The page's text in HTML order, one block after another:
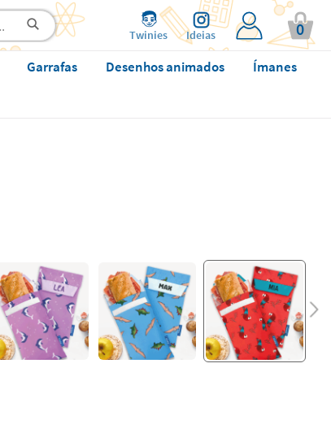
Twinies Ideias 0
Garrafas Desenhos animados
Ímanes